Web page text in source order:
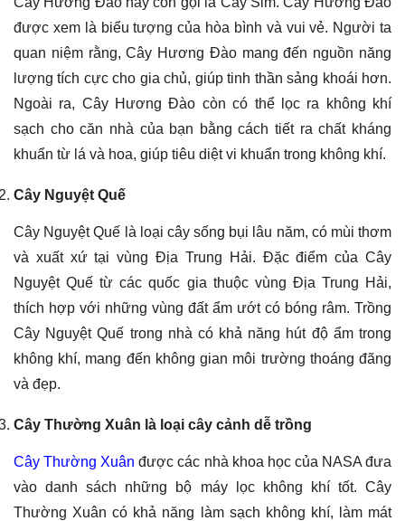
được xem là biểu tượng của hòa bình và vui vẻ. Người ta
quan niệm rằng, Cây Hương Đào mang đến nguồn năng
lượng tích cực cho gia chủ, giúp tinh thần sảng khoái hơn.
Ngoài ra, Cây Hương Đào còn có thể lọc ra không khí
sạch cho căn nhà của bạn bằng cách tiết ra chất kháng
khuẩn từ lá và hoa, giúp tiêu diệt vi khuẩn trong không khí.
Cây Nguyệt Quế
Cây Nguyệt Quế là loại cây sống bụi lâu năm, có mùi thơm
và xuất xứ tại vùng Địa Trung Hải. Đặc điểm của Cây
Nguyệt Quế từ các quốc gia thuộc vùng Địa Trung Hải,
thích hợp với những vùng đất ẩm ướt có bóng râm. Trồng
Cây Nguyệt Quế trong nhà có khả năng hút độ ẩm trong
không khí, mang đến không gian môi trường thoáng đãng
và đẹp.
Cây Thường Xuân là loại cây cảnh dễ trồng
Cây Thường Xuân được các nhà khoa học của NASA đưa
vào danh sách những bộ máy lọc không khí tốt. Cây
Thường Xuân có khả năng làm sạch không khí, làm mát